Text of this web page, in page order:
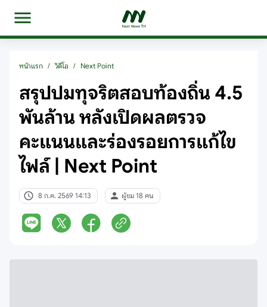
หน้าแรก / วิดีโอ / Next Point
สรุปปมทุจริตสอบท้องถิ่น 4.5
พันล้าน หลังเปิดผลตรวจ
คะแนนและร่องรอยการแก้ไข
ไฟล์ | Next Point
8 ก.ค. 2569 14:13 ผู้ชม 18 คน